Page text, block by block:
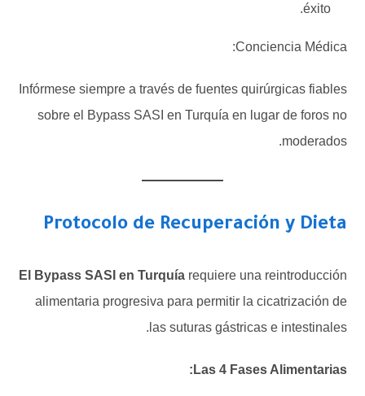
éxito.
Conciencia Médica:
Infórmese siempre a través de fuentes quirúrgicas fiables
sobre el Bypass SASI en Turquía en lugar de foros no
moderados.
Protocolo de Recuperación y Dieta
El Bypass SASI en Turquíarequiere una reintroducción
alimentaria progresiva para permitir la cicatrización de
las suturas gástricas e intestinales.
Las 4 Fases Alimentarias: